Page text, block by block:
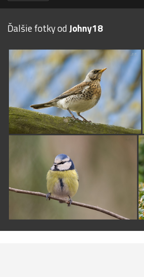
Ďalšie fotky odJohny18